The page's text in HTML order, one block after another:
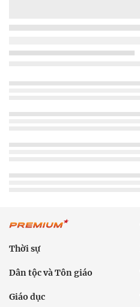
Thời sự
Dân tộc và Tôn giáo
Giáo dục